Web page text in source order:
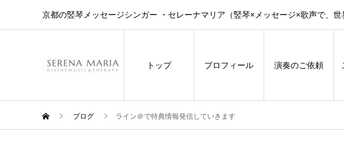
京都の竪琴メッセージシンガー ・セレーナマリア（竪琴×メッセージ×歌声で、世
トップ プロフィール 演奏のご依頼
ブログ ライン＠で特典情報発信していきます